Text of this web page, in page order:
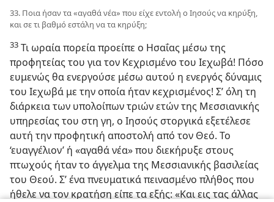
33. Ποια ήσαν τα «αγαθά νέα» που είχε εντολή ο Ιησούς να κηρύξη,
και σε τι βαθμό εστάλη να τα κηρύξη;
33 Τι ωραία πορεία προείπε ο Ησαΐας μέσω της
προφητείας του για τον Κεχρισμένο του Ιεχωβά! Πόσο
ευμενώς θα ενεργούσε μέσω αυτού η ενεργός δύναμις
του Ιεχωβά με την οποία ήταν κεχρισμένος! Σ’ όλη τη
διάρκεια των υπολοίπων τριών ετών της Μεσσιανικής
υπηρεσίαςτου στη γη, ο Ιησούς στοργικά εξετέλεσε
αυτή την προφητική αποστολή από τον Θεό. Το
‘ευαγγέλιον’ ή «αγαθά νέα» που διεκήρυξε στους
πτωχούς ήταν το άγγελμα της Μεσσιανικής βασιλείας
του Θεού. Σ’ ένα πνευματικά πεινασμένο πλήθος που
ήθελε να τον κρατήση είπε τα εξής: «Και εις τας άλλας